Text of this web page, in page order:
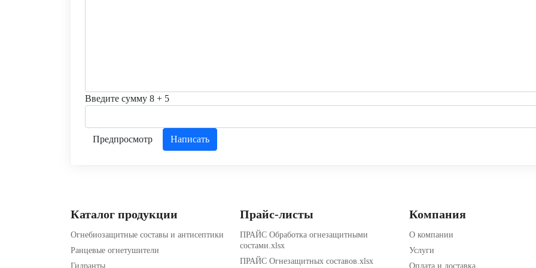
Введите сумму 8 + 5
Каталог продукции
Огнебиозащитные составы и антисептики
Ранцевые огнетушители
Гидранты
Прайс-листы
ПРАЙС Обработка огнезащитными
состами.xlsx
ПРАЙС Огнезащитных составов.xlsx
Компания
О компании
Услуги
Оплата и доставка